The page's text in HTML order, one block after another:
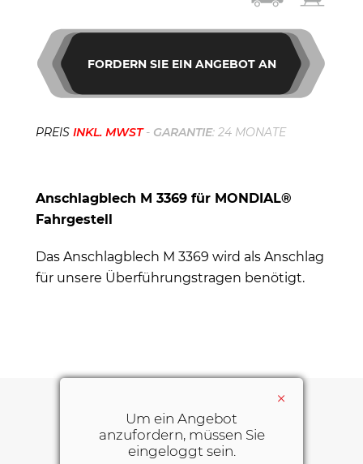
×
Um ein Angebot
anzufordern, müssen Sie
eingeloggt sein.
FORDERN SIE EIN ANGEBOT AN
PREIS INKL. MWST - GARANTIE: 24 MONATE
Anschlagblech M 3369 für MONDIAL®
Fahrgestell
Das Anschlagblech M 3369 wird als Anschlag
für unsere Überführungstragen benötigt.
DOWNLOAD AREA